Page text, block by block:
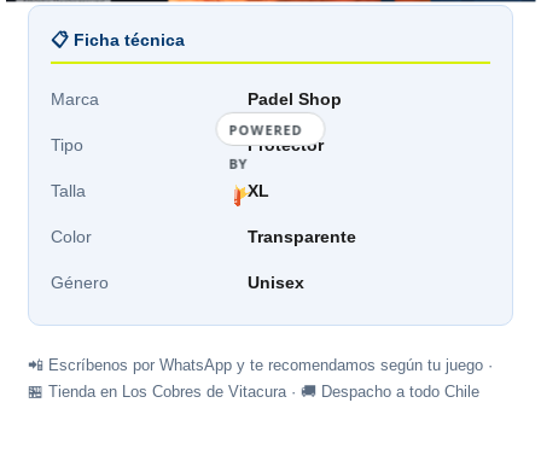
📋 Ficha técnica
Marca Padel Shop
Tipo Protector
Talla XL
Color Transparente
Género Unisex
📲 Escríbenos por WhatsApp y te recomendamos según tu juego ·
🏪 Tienda en Los Cobres de Vitacura · 🚚 Despacho a todo Chile
POWERED
BY